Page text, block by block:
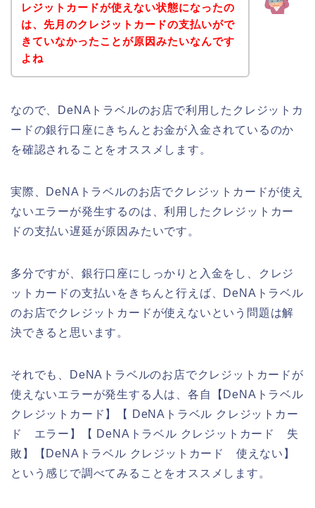
レジットカードが使えない状態になったの
は、先月のクレジットカードの支払いがで
きていなかったことが原因みたいなんです
よね
なので、DeNAトラベルのお店で利用したクレジットカ
ードの銀行口座にきちんとお金が入金されているのか
を確認されることをオススメします。
実際、DeNAトラベルのお店でクレジットカードが使え
ないエラーが発生するのは、利用したクレジットカー
ドの支払い遅延が原因みたいです。
多分ですが、銀行口座にしっかりと入金をし、クレジ
ットカードの支払いをきちんと行えば、DeNAトラベル
のお店でクレジットカードが使えないという問題は解
決できると思います。
それでも、DeNAトラベルのお店でクレジットカードが
使えないエラーが発生する人は、各自【DeNAトラベル
クレジットカード】【 DeNAトラベル クレジットカー
ド エラー】【 DeNAトラベル クレジットカード 失
敗】【DeNAトラベル クレジットカード 使えない】
という感じで調べてみることをオススメします。